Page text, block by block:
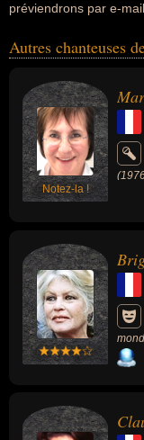
préviendrons par e-
Autres chanteuses
Notez-la !
en